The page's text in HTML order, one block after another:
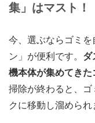
集」はマスト！
今、選ぶならゴミを
ン」が便利です。 ダ
機本体が集めてき
掃除が終わると、
クに移動し溜められ